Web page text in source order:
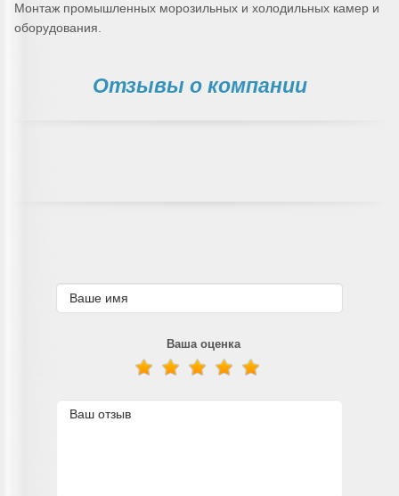
Монтаж промышленных морозильных и холодильных камер и
оборудования.
Отзывы о компании
Ваша оценка